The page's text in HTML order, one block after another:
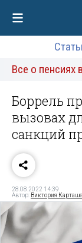
Все о пенсиях
Боррель
вызовах
санкций
28.08.2022 14:39
Автор: Виктория